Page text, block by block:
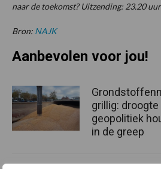
naar de toekomst? Uitzending: 23.20
Bron: NAJK
Aanbevolen voor jou!
grillig: droogte
geopolitiek
in de greep